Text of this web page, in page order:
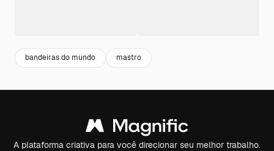
bandeiras do mundo mastro
A plataforma criativa para você direcionar seu melhor trabalho.